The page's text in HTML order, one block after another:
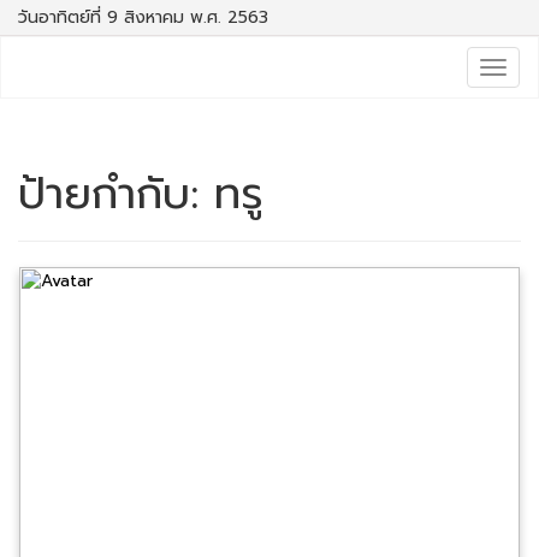
วันอาทิตย์ที่ 9 สิงหาคม พ.ศ. 2563
ป้ายกำกับ: ทรู